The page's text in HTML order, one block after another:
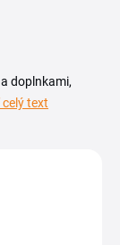
doplnkami,
pre
po ruke
strih
a hneď
text